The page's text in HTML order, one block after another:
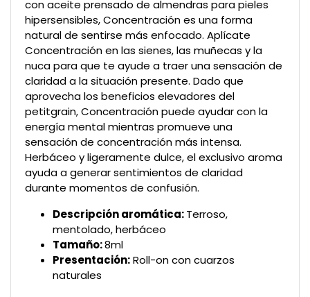
con aceite prensado de almendras para pieles
hipersensibles, Concentración es una forma
natural de sentirse más enfocado. Aplícate
Concentración en las sienes, las muñecas y la
nuca para que te ayude a traer una sensación de
claridad a la situación presente. Dado que
aprovecha los beneficios elevadores del
petitgrain, Concentración puede ayudar con la
energía mental mientras promueve una
sensación de concentración más intensa.
Herbáceo y ligeramente dulce, el exclusivo aroma
ayuda a generar sentimientos de claridad
durante momentos de confusión.
Descripción aromática:Terroso,
mentolado, herbáceo
Tamaño:8ml
Presentación:Roll-on con cuarzos
naturales